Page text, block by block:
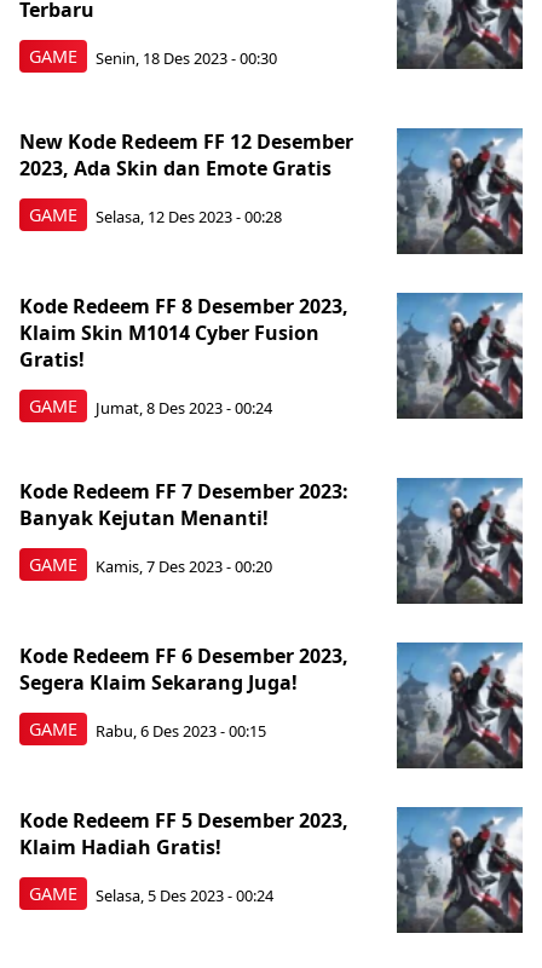
GAME
Terbaru
Senin, 18 Des 2023 - 00:30
GAME
New Kode Redeem FF 12 Desember
2023, Ada Skin dan Emote Gratis
Selasa, 12 Des 2023 - 00:28
GAME
Kode Redeem FF 8 Desember 2023,
Klaim Skin M1014 Cyber Fusion
Gratis!
Jumat, 8 Des 2023 - 00:24
GAME
Kode Redeem FF 7 Desember 2023:
Banyak Kejutan Menanti!
Kamis, 7 Des 2023 - 00:20
GAME
Kode Redeem FF 6 Desember 2023,
Segera Klaim Sekarang Juga!
Rabu, 6 Des 2023 - 00:15
GAME
Kode Redeem FF 5 Desember 2023,
Klaim Hadiah Gratis!
Selasa, 5 Des 2023 - 00:24